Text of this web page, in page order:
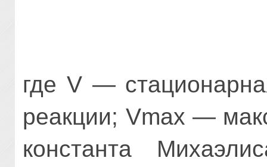
где V —
реакции; Vmax —
константа